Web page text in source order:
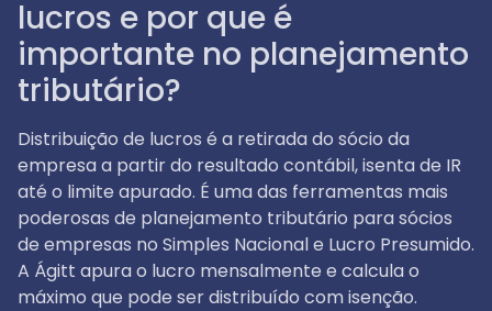
lucros e por que é
importante no planejamento
tributário?
Distribuição de lucros é a retirada do sócio da
empresa a partir do resultado contábil, isenta de IR
até o limite apurado. É uma das ferramentas mais
poderosas de planejamento tributário para sócios
de empresas no Simples Nacional e Lucro Presumido.
A Ágitt apura o lucro mensalmente e calcula o
máximo que pode ser distribuído com isenção.